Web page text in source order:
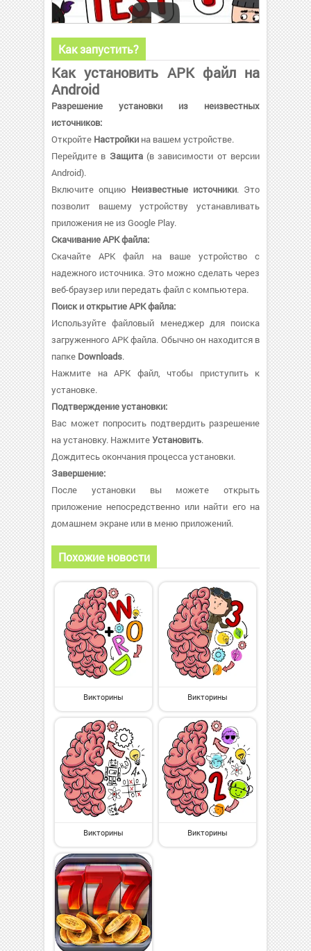
Как запустить?
Как установить APK файл на
Android
Разрешение установки из неизвестных
источников:
Откройте Настройки на вашем устройстве.
Перейдите в Защита(в зависимости от версии
Android).
Включите опцию Неизвестные источники. Это
позволит вашему устройству устанавливать
приложения не из Google Play.
Скачивание APK файла:
Скачайте APK файл на ваше устройство с
надежного источника. Это можно сделать через
веб-браузер или передать файл с компьютера.
Поиск и открытие APK файла:
Используйте файловый менеджер для поиска
загруженного APK файла. Обычно он находится в
папке Downloads.
Нажмите на APK файл, чтобы приступить к
установке.
Подтверждение установки:
Вас может попросить подтвердить разрешение
на установку. НажмитеУстановить.
Дождитесь окончания процесса установки.
Завершение:
После установки вы можете открыть
приложение непосредственно или найти его на
домашнем экране или в меню приложений.
Похожие новости
Викторины Викторины
Викторины Викторины